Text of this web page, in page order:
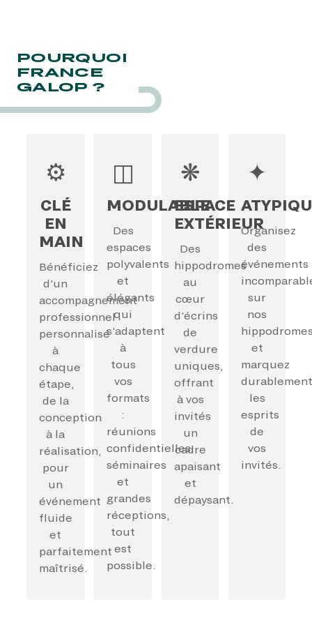
POURQUOI
FRANCE
GALOP ?
⚙
CLÉ
EN
MAIN
Bénéficiez
d’un
accompagnement
professionnel
personnalisé
à
chaque
étape,
de la
conception
à la
réalisation,
pour
un
événement
fluide
et
parfaitement
maîtrisé.
◫
MODULABLE
Des
espaces
polyvalents
et
élégants
qui
s’adaptent
à
tous
vos
formats
:
réunions
confidentielles,
séminaires
et
grandes
réceptions,
tout
est
possible.
❋
ESPACE
EXTÉRIEUR
Des
hippodromes
au
cœur
d’écrins
de
verdure
uniques,
offrant
à vos
invités
un
cadre
apaisant
et
dépaysant.
✦
Organisez
des
événements
sur
nos
et
marquez
durablement
les
esprits
de
vos
invités.